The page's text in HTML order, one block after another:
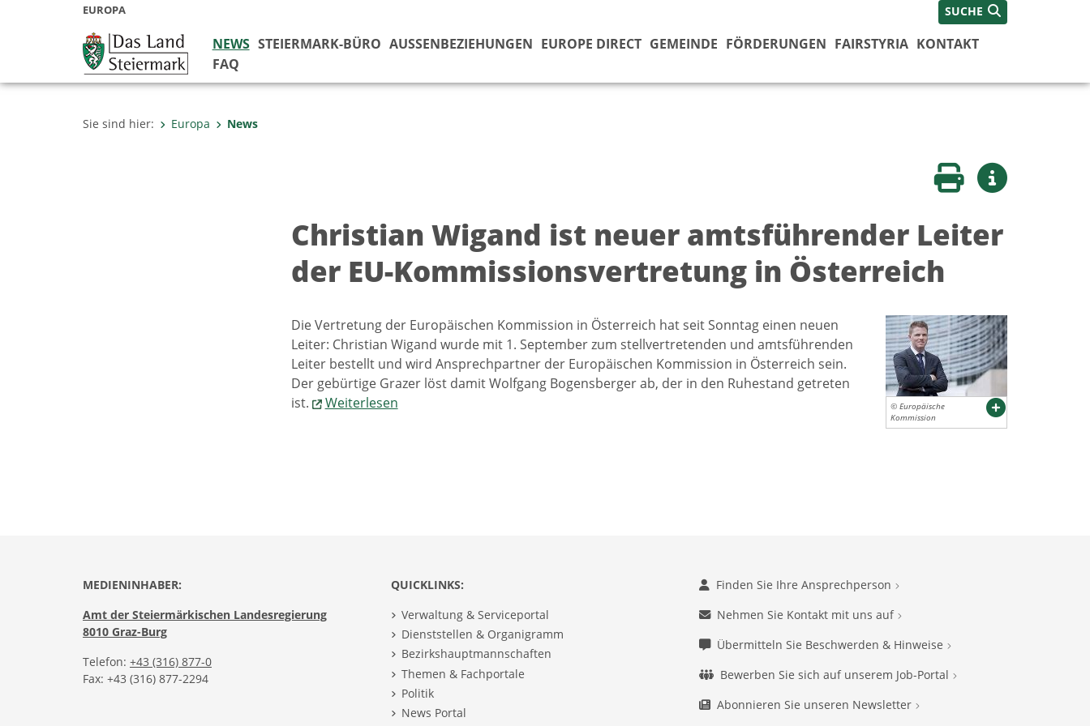
EUROPA SUCHE
NEWS STEIERMARK-BÜRO AUSSENBEZIEHUNGEN EUROPE DIRECT GEMEINDE FÖRDERUNGEN FAIRSTYRIA KONTAKT
FAQ
Sie sind hier: Europa News
Seite druckenWeitere Infos
Christian Wigand ist neuer amtsführender Leiter
der EU-Kommissionsvertretung in Österreich
© Europäische
Kommission
Die Vertretung der Europäischen Kommission in Österreich hat seit Sonntag einen neuen
Leiter: Christian Wigand wurde mit 1. September zum stellvertretenden und amtsführenden
Leiter bestellt und wird Ansprechpartner der Europäischen Kommission in Österreich sein.
Der gebürtige Grazer löst damit Wolfgang Bogensberger ab, der in den Ruhestand getreten
ist.
Weiterlesen
MEDIENINHABER:
Amt der Steiermärkischen Landesregierung
8010 Graz-Burg
Telefon: +43 (316) 877-0
Fax: +43 (316) 877-2294
QUICKLINKS:
Verwaltung & Serviceportal
Dienststellen & Organigramm
Bezirkshauptmannschaften
Themen & Fachportale
Politik
News Portal
Finden Sie Ihre Ansprechperson
Nehmen Sie Kontakt mit uns auf
Übermitteln Sie Beschwerden & Hinweise
Bewerben Sie sich auf unserem Job-Portal
Abonnieren Sie unseren Newsletter